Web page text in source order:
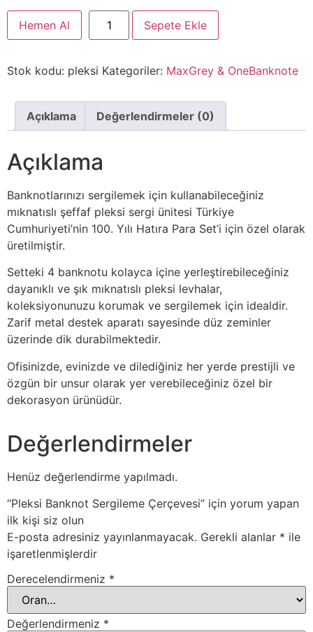
Hemen Al Sepete Ekle
Stok kodu: pleksi Kategoriler: MaxGrey & OneBanknote
Açıklama Değerlendirmeler (0)
Açıklama
Banknotlarınızı sergilemek için kullanabileceğiniz
mıknatıslı şeffaf pleksi sergi ünitesi Türkiye
Cumhuriyeti’nin 100. Yılı Hatıra Para Set’i için özel olarak
üretilmiştir.
Setteki 4 banknotu kolayca içine yerleştirebileceğiniz
dayanıklı ve şık mıknatıslı pleksi levhalar,
koleksiyonunuzu korumak ve sergilemek için idealdir.
Zarif metal destek aparatı sayesinde düz zeminler
üzerinde dik durabilmektedir.
Ofisinizde, evinizde ve dilediğiniz her yerde prestijli ve
özgün bir unsur olarak yer verebileceğiniz özel bir
dekorasyon ürünüdür.
Değerlendirmeler
Henüz değerlendirme yapılmadı.
“Pleksi Banknot Sergileme Çerçevesi” için yorum yapan
ilk kişi siz olun
E-posta adresiniz yayınlanmayacak. Gerekli alanlar * ile
işaretlenmişlerdir
Derecelendirmeniz *
Değerlendirmeniz *